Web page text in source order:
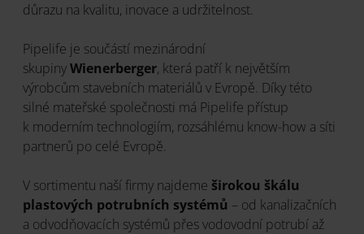
důrazu na kvalitu, inovace a udržitelnost.
Pipelife je součástí mezinárodní
skupinyWienerberger, která patří k největším
výrobcům stavebních materiálů v Evropě. Díky této
silné mateřské společnosti má Pipelife přístup
k moderním technologiím, rozsáhlému know-how a síti
partnerů po celé Evropě.
V sortimentu naší firmy najdeme širokou škálu
plastových potrubních systémů – od kanalizačních
a odvodňovacích systémů přes vodovodní potrubí až